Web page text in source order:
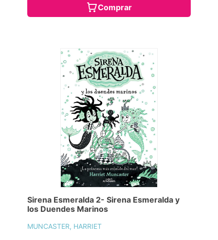
Comprar
Sirena Esmeralda 2- Sirena Esmeralda y
los Duendes Marinos
MUNCASTER, HARRIET